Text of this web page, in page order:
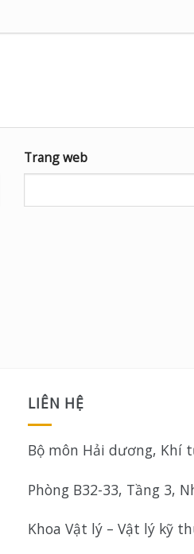
Trang web
LIÊN HỆ
Bộ môn Hải dương, Khí
Phòng B32-33, Tầng 3,
Khoa Vật lý – Vật lý kỹ